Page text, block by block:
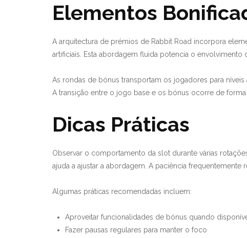
Elementos
A arquitectura de prémios de Rabbit Road incorpora
artificiais. Esta abordagem fluida potencia o envolvimento
As rondas de bónus transportam os jogadores para
A transição entre o jogo base e os bónus ocorre de forma
Dicas Práticas
Observar o comportamento da slot durante várias
ajuda a ajustar a abordagem. A paciência frequentemente
Algumas práticas recomendadas incluem:
Aproveitar funcionalidades de bónus quando
Fazer pausas regulares para manter o foco